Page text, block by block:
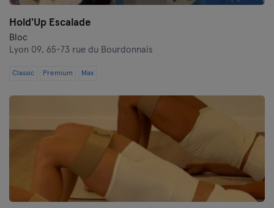
Hold'Up Escalade
Bloc
Lyon 09, 65-73 rue du Bourdonnais
Classic Premium Max